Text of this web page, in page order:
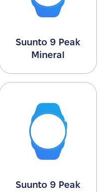
Suunto 9 Peak
Mineral
Suunto 9 Peak